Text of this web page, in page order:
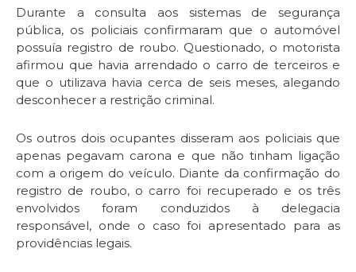
Durante a consulta aos sistemas de segurança
pública, os policiais confirmaram que o automóvel
possuía registro de roubo. Questionado, o motorista
afirmou que havia arrendado o carro de terceiros e
que o utilizava havia cerca de seis meses, alegando
desconhecer a restrição criminal.
Os outros dois ocupantes disseram aos policiais que
apenas pegavam carona e que não tinham ligação
com a origem do veículo. Diante da confirmação do
registro de roubo, o carro foi recuperado e os três
envolvidos foram conduzidos à delegacia
responsável, onde o caso foi apresentado para as
providências legais.